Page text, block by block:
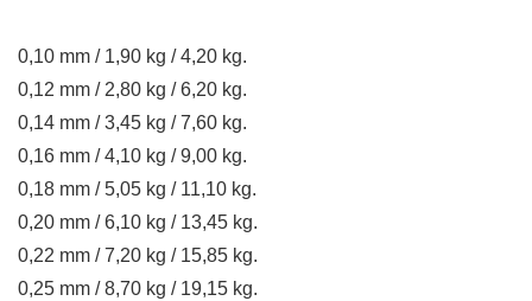
0,10 mm / 1,90 kg / 4,20 kg.
0,12 mm / 2,80 kg / 6,20 kg.
0,14 mm / 3,45 kg / 7,60 kg.
0,16 mm / 4,10 kg / 9,00 kg.
0,18 mm / 5,05 kg / 11,10 kg.
0,20 mm / 6,10 kg / 13,45 kg.
0,22 mm / 7,20 kg / 15,85 kg.
0,25 mm / 8,70 kg / 19,15 kg.